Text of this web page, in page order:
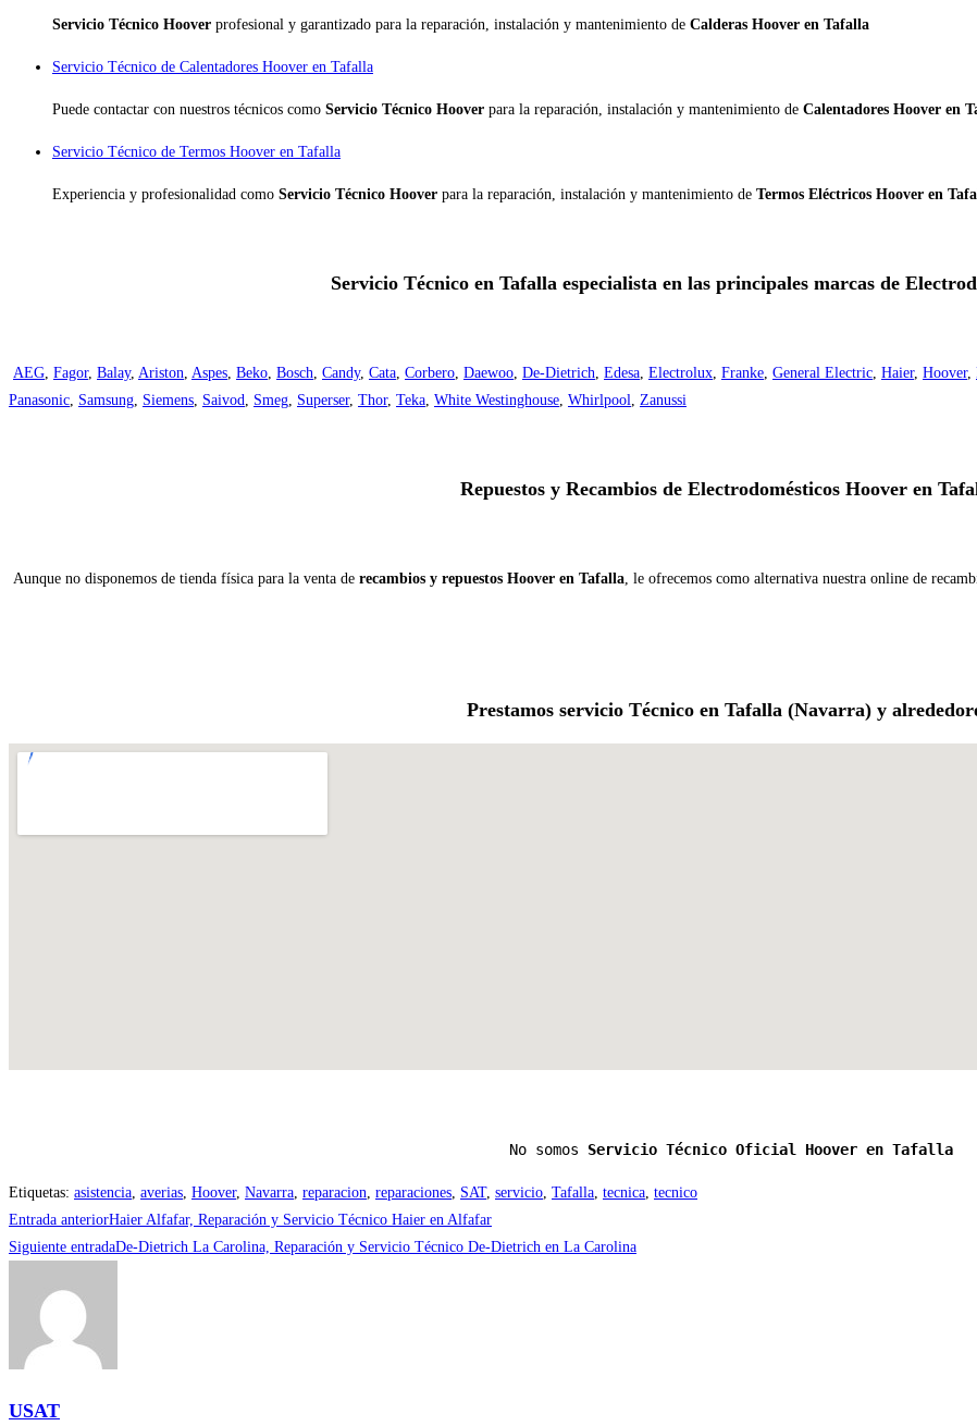
Servicio Técnico Hoover profesional y garantizado para la reparación, instalación y mantenimiento de Calderas Hoover en Tafalla
Servicio Técnico de Calentadores Hoover en Tafalla
Puede contactar con nuestros técnicos como Servicio Técnico Hoover para la reparación, instalación y mantenimiento de Calentadores Hoover en
Servicio Técnico de Termos Hoover en Tafalla
Experiencia y profesionalidad como Servicio Técnico Hoover para la reparación, instalación y mantenimiento de Termos Eléctricos Hoover en
Servicio Técnico en Tafalla especialista en las principales marcas de
AEG, Fagor, Balay, Ariston, Aspes, Beko, Bosch, Candy, Cata, Corbero, Daewoo, De-Dietrich, Edesa, Electrolux, Franke, General Electric, Haier, Hoover,
Panasonic, Samsung, Siemens, Saivod, Smeg, Superser, Thor, Teka, White Westinghouse, Whirlpool, Zanussi
Repuestos y Recambios de Electrodomésticos Hoover en
Aunque no disponemos de tienda física para la venta de recambios y repuestos Hoover en Tafalla, le ofrecemos como alternativa nuestra online de
Prestamos servicio Técnico en Tafalla (Navarra) y
No somos Servicio Técnico Oficial Hoover en Tafalla
Etiquetas: asistencia, averias, Hoover, Navarra, reparacion, reparaciones, SAT, servicio, Tafalla, tecnica, tecnico
Leer
más
Entrada anteriorHaier Alfafar, Reparación y Servicio Técnico Haier en Alfafar
Siguiente entradaDe-Dietrich La Carolina, Reparación y Servicio Técnico De-Dietrich en La Carolina
USAT